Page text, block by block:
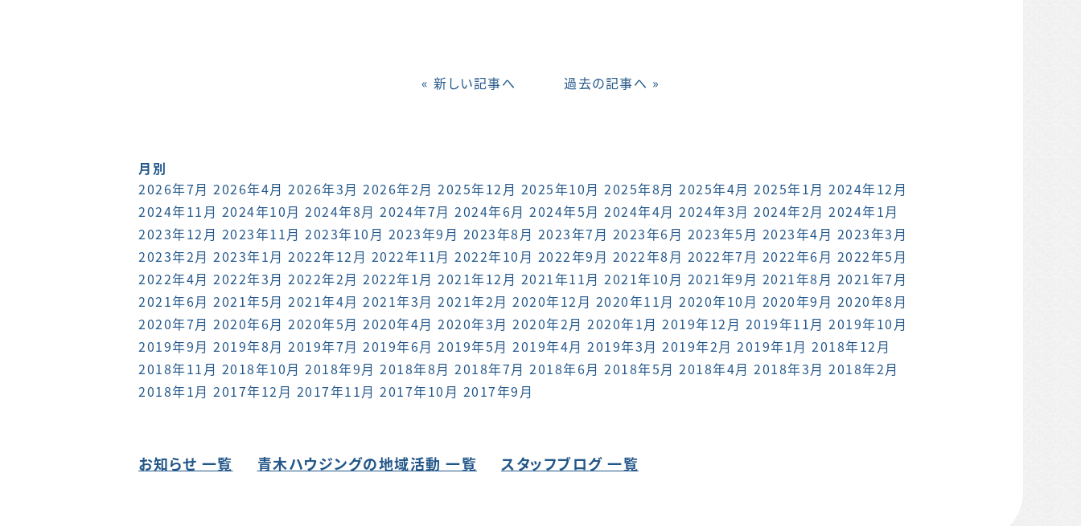
« 新しい記事へ 過去の記事へ »
月別
2026年7月 2026年4月 2026年3月 2026年2月 2025年12月 2025年10月 2025年8月 2025年4月 2025年1月 2024年12月
2024年11月 2024年10月 2024年8月 2024年7月 2024年6月 2024年5月 2024年4月 2024年3月 2024年2月 2024年1月
2023年12月 2023年11月 2023年10月 2023年9月 2023年8月 2023年7月 2023年6月 2023年5月 2023年4月 2023年3月
2023年2月 2023年1月 2022年12月 2022年11月 2022年10月 2022年9月 2022年8月 2022年7月 2022年6月 2022年5月
2022年4月 2022年3月 2022年2月 2022年1月 2021年12月 2021年11月 2021年10月 2021年9月 2021年8月 2021年7月
2021年6月 2021年5月 2021年4月 2021年3月 2021年2月 2020年12月 2020年11月 2020年10月 2020年9月 2020年8月
2020年7月 2020年6月 2020年5月 2020年4月 2020年3月 2020年2月 2020年1月 2019年12月 2019年11月 2019年10月
2019年9月 2019年8月 2019年7月 2019年6月 2019年5月 2019年4月 2019年3月 2019年2月 2019年1月 2018年12月
2018年11月 2018年10月 2018年9月 2018年8月 2018年7月 2018年6月 2018年5月 2018年4月 2018年3月 2018年2月
2018年1月 2017年12月 2017年11月 2017年10月 2017年9月
お知らせ 一覧 青木ハウジングの地域活動 一覧 スタッフブログ 一覧